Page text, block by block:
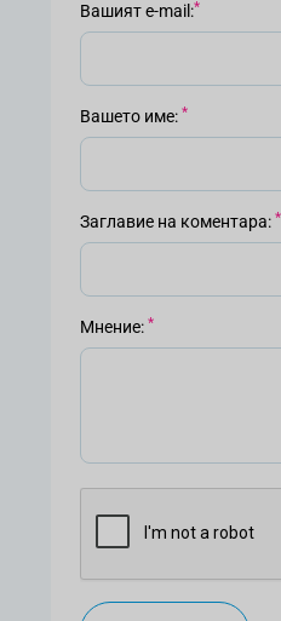
Вашият е-mail
Вашето име
Заглавие на коментара
Мнение